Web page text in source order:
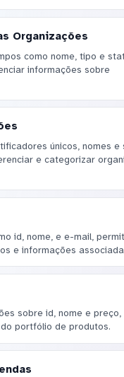
Organizações
como nome, tipo e
informações sobre
únicos, nomes e
e categorizar
id, nome, e e-mail,
e informações
sobre id, nome e
portfólio de produtos.